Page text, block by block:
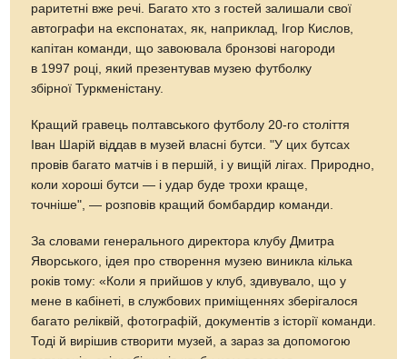
раритетні вже речі. Багато хто з гостей залишали свої
автографи на експонатах, як, наприклад, Ігор Кислов,
капітан команди, що завоювала бронзові нагороди
в 1997 році, який презентував музею футболку
збірної Туркменістану.
Кращий гравець полтавського футболу 20-го століття
Іван Шарій віддав в музей власні бутси. "У цих бутсах
провів багато матчів і в першій, і у вищій лігах. Природно,
коли хороші бутси — і удар буде трохи краще,
точніше", — розповів кращий бомбардир команди.
За словами генерального директора клубу Дмитра
Яворського, ідея про створення музею виникла кілька
років тому: «Коли я прийшов у клуб, здивувало, що у
мене в кабінеті, в службових приміщеннях зберігалося
багато реліквій, фотографій, документів з історії команди.
Тоді й вирішив створити музей, а зараз за допомогою